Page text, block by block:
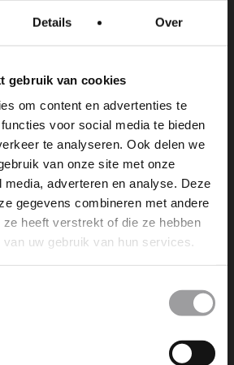
Details Over
gebruik van cookies
om content en advertenties te
voor social media te bieden
te analyseren. Ook delen we
van onze site met onze
adverteren en analyse. Deze
gegevens combineren met andere
ze heeft verstrekt of die ze hebben
uw gebruik van hun services.
NEXT POST
VERLENGEN?
maar dromen